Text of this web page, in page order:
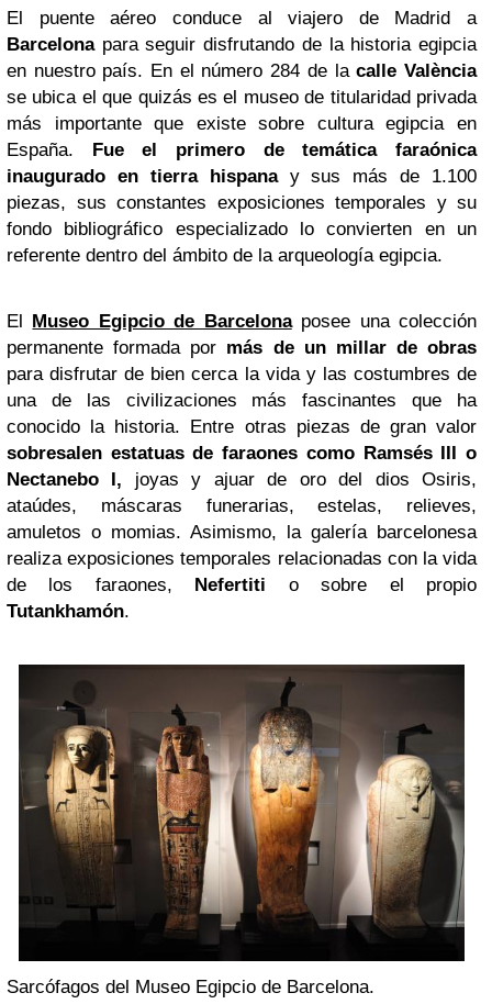
El puente aéreo conduce al viajero de Madrid a
Barcelonapara seguir disfrutando de la historia egipcia
en nuestro país. En el número 284 de lacalle València
se ubica el que quizás es el museo de titularidad privada
más importante que existe sobre cultura egipcia en
España. Fue el primero de temática faraónica
inaugurado en tierra hispanay sus más de 1.100
piezas, sus constantes exposiciones temporales y su
fondo bibliográfico especializado lo convierten en un
referente dentro del ámbito de la arqueología egipcia.
El Museo Egipcio de Barcelonaposee una colección
permanente formada por más de un millar de obras
para disfrutar de bien cerca la vida y las costumbres de
una de las civilizaciones más fascinantes que ha
conocido la historia. Entre otras piezas de gran valor
sobresalen estatuas de faraones como Ramsés III o
Nectanebo I, joyas y ajuar de oro del dios Osiris,
ataúdes, máscaras funerarias, estelas, relieves,
amuletos o momias. Asimismo, la galería barcelonesa
realiza exposiciones temporales relacionadas con la vida
de los faraones, Nefertiti o sobre el propio
Tutankhamón.
Sarcófagos del Museo Egipcio de Barcelona.